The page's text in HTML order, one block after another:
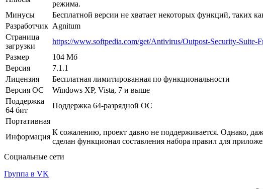
режима.
Минусы
Бесплатной версии не хватает некоторых функций, таких
Разработчик Agnitum
Страница
загрузки
https://www.softpedia.com/get/Antivirus/Outpost-Security-Suite-
Размер
104 Мб
Версия
7.1.1
Лицензия
Бесплатная лимитированная по функциональности
Версия ОС
Windows XP, Vista, 7 и выше
Поддержка
64 бит
Поддержка 64-разрядной ОС
Портативная
Информация
К сожалению, проект давно не поддерживается. Однако,
сделан функционал составления набора правил для
Социальные сети
Группа в VK